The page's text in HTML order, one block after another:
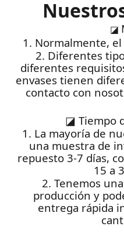
◪
1. Normalmente,
2. Diferentes
diferentes
envases tienen
contacto con
◪ Tiempo
1. La mayoría de
una muestra de
repuesto 3-7 días,
15 a
2. Tenemos
producción y
entrega rápida